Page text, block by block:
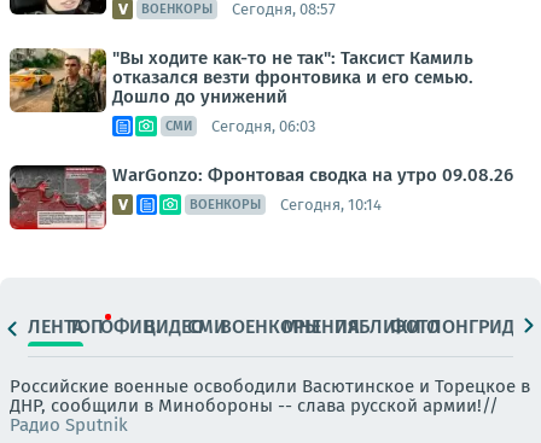
ВОЕНКОРЫ Сегодня, 08:57
"Вы ходите как-то не так": Таксист Камиль
отказался везти фронтовика и его семью.
Дошло до унижений
СМИ Сегодня, 06:03
WarGonzo: Фронтовая сводка на утро 09.08.26
ВОЕНКОРЫ Сегодня, 10:14
ЛЕНТАТОПОФИЦ.ВИДЕОСМИВОЕНКОРЫМНЕНИЯПАБЛИКИ
ФОТОЛОНГРИДЫ
Российские военные освободили Васютинское и Торецкое в
ДНР, сообщили в Минобороны -- слава русской армии!//
Радио Sputnik